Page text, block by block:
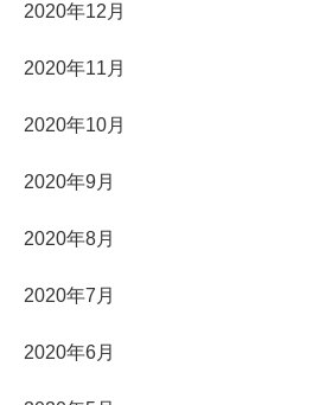
2020年12月
2020年11月
2020年10月
2020年9月
2020年8月
2020年7月
2020年6月